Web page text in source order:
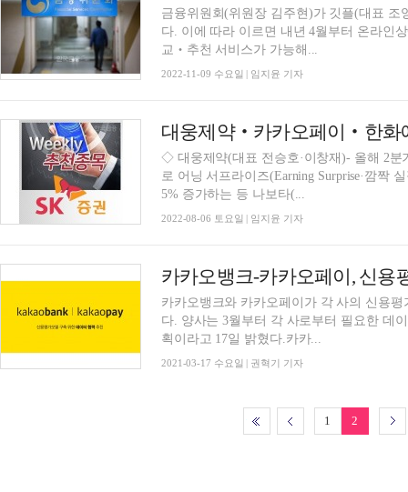
금융위원회(위원장 김주현)가 깃플(대표 조
다. 이에 따라 이르면 내년 4월부터 온라인
교‧추천 서비스가 가능해...
2022-11-09 수요일 | 임지윤 기자
◇ 대웅제약(대표 전승호·이창재)- 올해 2분
로 어닝 서프라이즈(Earning Surprise·깜짝
5% 증가하는 등 나보타(...
2022-08-06 토요일 | 임지윤 기자
카카오뱅크와 카카오페이가 각 사의 신용
다. 양사는 3월부터 각 사로부터 필요한 데
획이라고 17일 밝혔다.카카...
2021-03-17 수요일 | 권혁기 기자
1 2